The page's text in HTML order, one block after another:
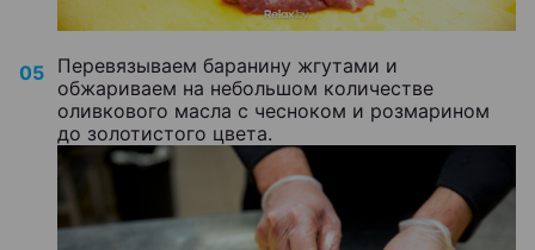
Перевязываем баранину жгутами и
обжариваем на небольшом количестве
оливкового масла с чесноком и розмарином
до золотистого цвета.